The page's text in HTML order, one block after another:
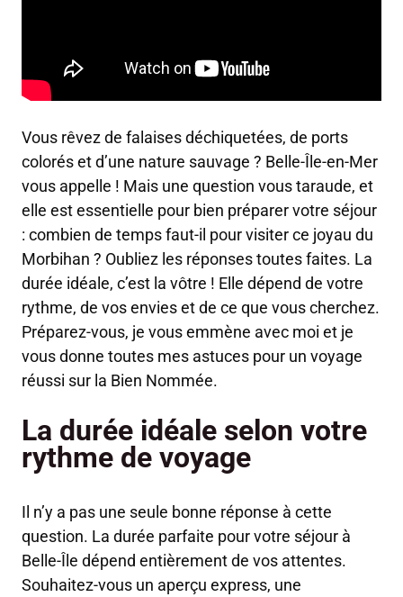
Vous rêvez de falaises déchiquetées, de ports
colorés et d’une nature sauvage ? Belle-Île-en-Mer
vous appelle ! Mais une question vous taraude, et
elle est essentielle pour bien préparer votre séjour
: combien de temps faut-il pour visiter ce joyau du
Morbihan ? Oubliez les réponses toutes faites. La
durée idéale, c’est la vôtre ! Elle dépend de votre
rythme, de vos envies et de ce que vous cherchez.
Préparez-vous, je vous emmène avec moi et je
vous donne toutes mes astuces pour un voyage
réussi sur la Bien Nommée.
La durée idéale selon votre
rythme de voyage
Il n’y a pas une seule bonne réponse à cette
question. La durée parfaite pour votre séjour à
Belle-Île dépend entièrement de vos attentes.
Souhaitez-vous un aperçu express, une